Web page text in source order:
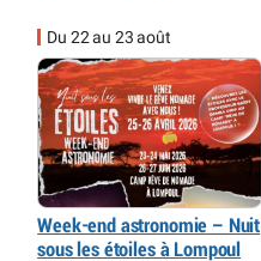
Du 22 au 23 août
Week-end astronomie – Nuit
sous les étoiles à Lompoul